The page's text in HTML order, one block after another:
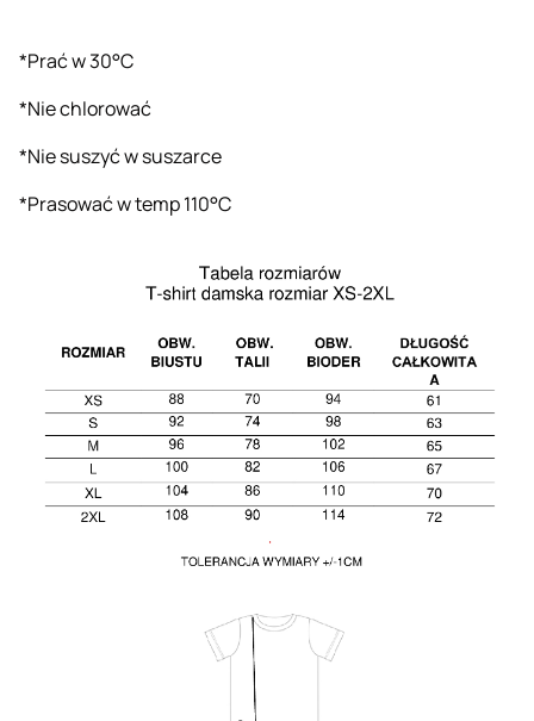
*Prać w 30°C
*Nie chlorować
*Nie suszyć w suszarce
*Prasować w temp 110°C